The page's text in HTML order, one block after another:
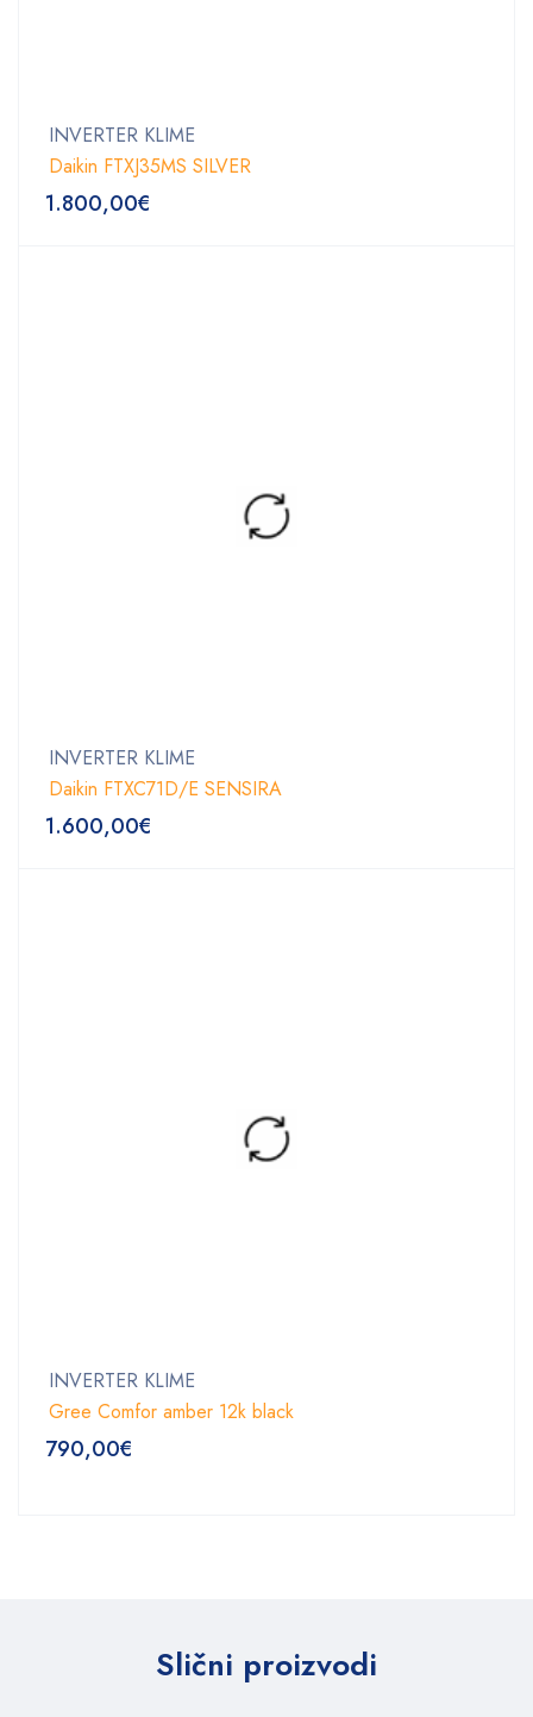
INVERTER KLIME
Daikin FTXJ35MS SILVER
1.800,00€
INVERTER KLIME
Daikin FTXC71D/E SENSIRA
1.600,00€
INVERTER KLIME
Gree Comfor amber 12k black
790,00€
Slični proizvodi